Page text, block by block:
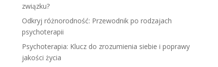
związku?
Odkryj różnorodność: Przewodnik po rodzajach
psychoterapii
Psychoterapia: Klucz do zrozumienia siebie i poprawy
jakości życia